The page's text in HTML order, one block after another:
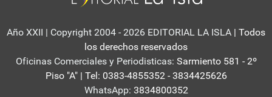
Año XXII | Copyright 2004 - 2026 EDITORIAL LA ISLA | Todos
los derechos reservados
Oficinas Comerciales y Periodisticas: Sarmiento 581 - 2º
Piso "A" | Tel: 0383-4855352 - 3834425626
WhatsApp: 3834800352